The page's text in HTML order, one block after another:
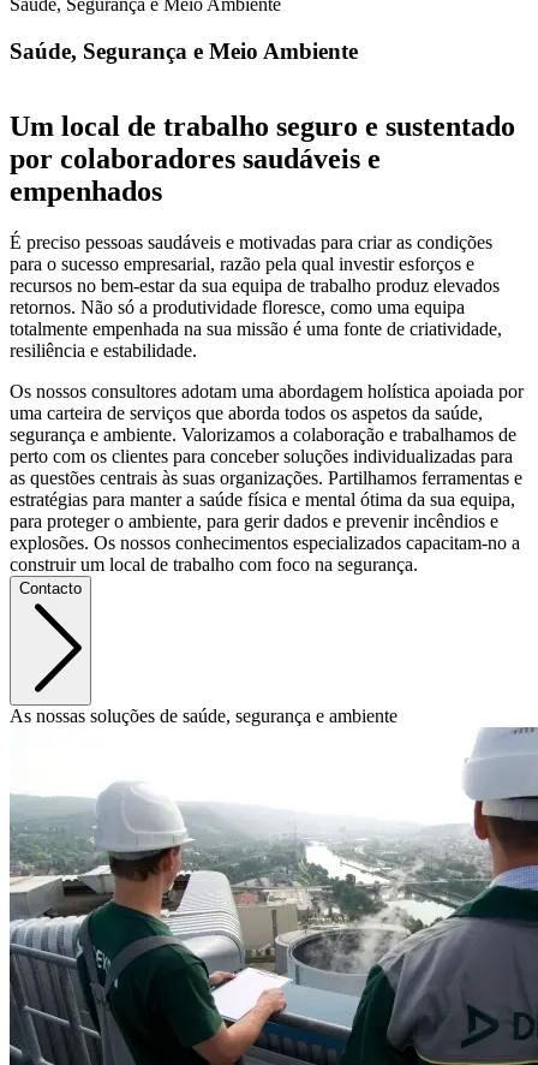
Saúde, Segurança e Meio Ambiente
Saúde, Segurança e Meio Ambiente
Um local de trabalho seguro e sustentado
por colaboradores saudáveis e
empenhados
É preciso pessoas saudáveis e motivadas para criar as condições
para o sucesso empresarial, razão pela qual investir esforços e
recursos no bem-estar da sua equipa de trabalho produz elevados
retornos. Não só a produtividade floresce, como uma equipa
totalmente empenhada na sua missão é uma fonte de criatividade,
resiliência e estabilidade.
Os nossos consultores adotam uma abordagem holística apoiada por
uma carteira de serviços que aborda todos os aspetos da saúde,
segurança e ambiente. Valorizamos a colaboração e trabalhamos de
perto com os clientes para conceber soluções individualizadas para
as questões centrais às suas organizações. Partilhamos ferramentas e
estratégias para manter a saúde física e mental ótima da sua equipa,
para proteger o ambiente, para gerir dados e prevenir incêndios e
explosões. Os nossos conhecimentos especializados capacitam-no a
construir um local de trabalho com foco na segurança.
Contacto
As nossas soluções de saúde, segurança e ambiente